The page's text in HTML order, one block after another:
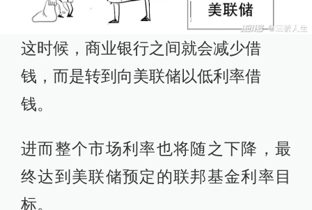
这时候，商业银行之间就会减少借
钱，而是转到向美联储以低利率借
钱。
进而整个市场利率也将随之下降，最
终达到美联储预定的联邦基金利率目
标。